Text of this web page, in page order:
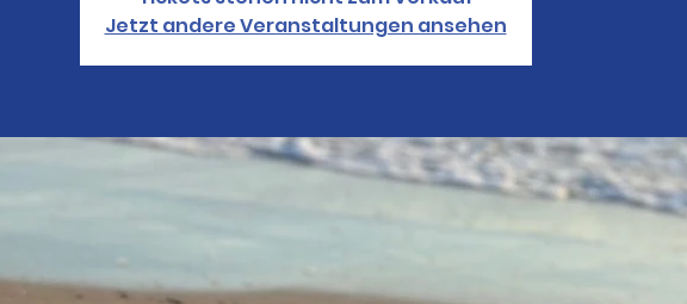
Jetzt andere Veranstaltungen ansehen